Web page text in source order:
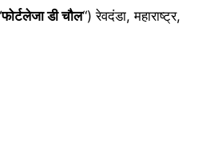
फोर्टलेजा डी चौल“) रेवदंडा, महाराष्ट्र,